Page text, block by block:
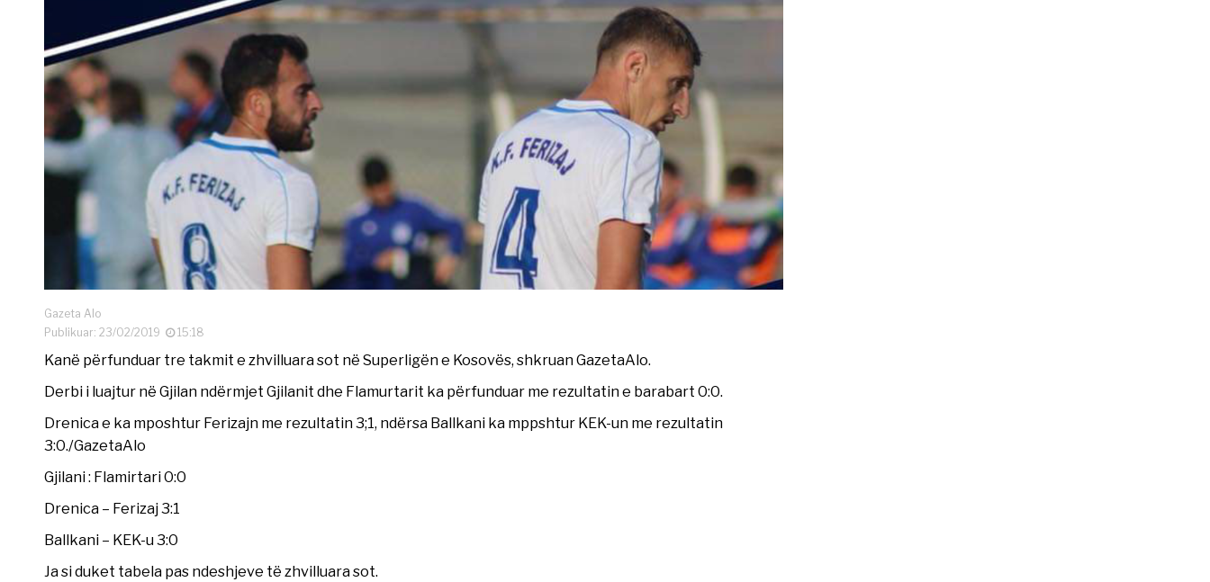
Gazeta Alo
Publikuar: 23/02/2019
15:18
Kanë përfunduar tre takmit e zhvilluara sot në Superligën e Kosovës, shkruan GazetaAlo.
Derbi i luajtur në Gjilan ndërmjet Gjilanit dhe Flamurtarit ka përfunduar me rezultatin e barabart 0:0.
Drenica e ka mposhtur Ferizajn me rezultatin 3;1, ndërsa Ballkani ka mppshtur KEK-un me rezultatin
3:0./GazetaAlo
Gjilani : Flamirtari 0:0
Drenica – Ferizaj 3:1
Ballkani – KEK-u 3:0
Ja si duket tabela pas ndeshjeve të zhvilluara sot.